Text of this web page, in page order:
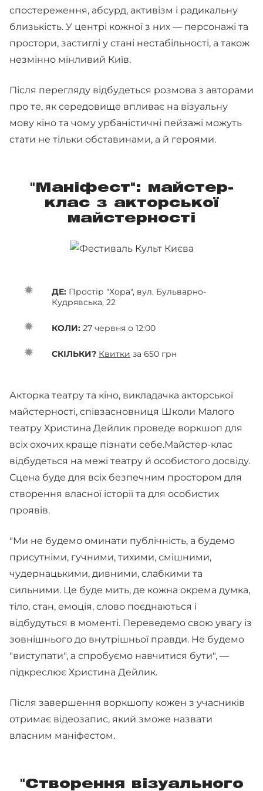
спостереження, абсурд, активізм і радикальну
близькість. У центрі кожної з них — персонажі та
простори, застиглі у стані нестабільності, а також
незмінно мінливий Київ.
Після перегляду відбудеться розмова з авторами
про те, як середовище впливає на візуальну
мову кіно та чому урбаністичні пейзажі можуть
стати не тільки обставинами, а й героями.
"Маніфест": майстер-
клас з акторської
майстерності
ДЕ: Простір "Хора", вул. Бульварно-
Кудрявська, 22
КОЛИ: 27 червня о 12:00
СКІЛЬКИ? Квитки за 650 грн
Акторка театру та кіно, викладачка акторської
майстерності, співзасновниця Школи Малого
театру Христина Дейлик проведе воркшоп для
всіх охочих краще пізнати себе.Майстер-клас
відбудеться на межі театру й особистого досвіду.
Сцена буде для всіх безпечним простором для
створення власної історії та для особистих
проявів.
"Ми не будемо оминати публічність, а будемо
присутніми, гучними, тихими, смішними,
чудернацькими, дивними, слабкими та
сильними. Це буде мить, де кожна окрема думка,
тіло, стан, емоція, слово поєднаються і
відбудуться в моменті. Переведемо свою увагу із
зовнішнього до внутрішньої правди. Не будемо
"виступати", а спробуємо навчитися бути", —
підкреслює Христина Дейлик.
Після завершення воркшопу кожен з учасників
отримає відеозапис, який зможе назвати
власним маніфестом.
"Створення візуального